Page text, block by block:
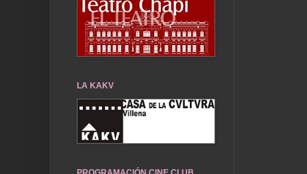
LA KAKV